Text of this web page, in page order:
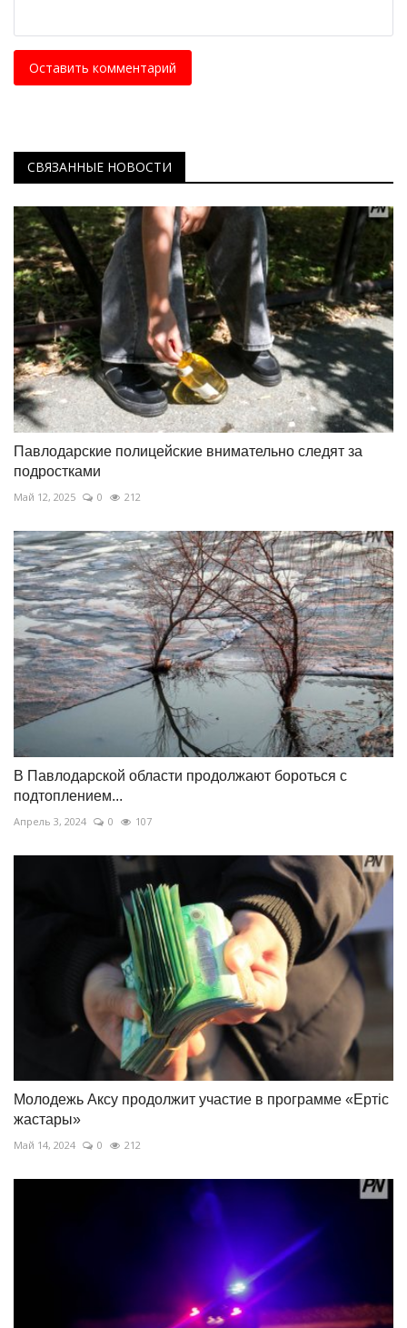
Оставить комментарий
СВЯЗАННЫЕ НОВОСТИ
Павлодарские полицейские внимательно следят за
подростками
Май 12, 2025 0 212
В Павлодарской области продолжают бороться с
подтоплением...
Апрель 3, 2024 0 107
Молодежь Аксу продолжит участие в программе «Ертіс
жастары»
Май 14, 2024 0 212